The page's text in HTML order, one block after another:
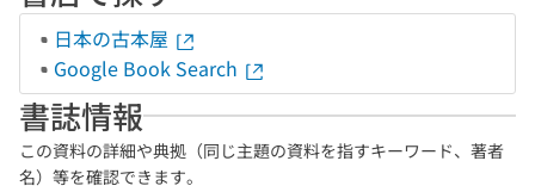
日本の古本屋
Google Book Search
書誌情報
この資料の詳細や典拠（同じ主題の資料を指すキーワード、著者
名）等を確認できます。